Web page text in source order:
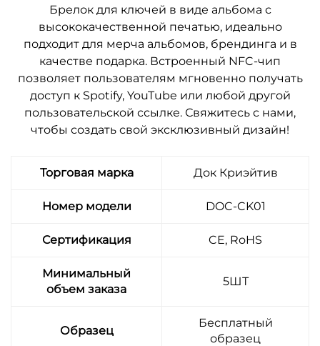
Брелок для ключей в виде альбома с
высококачественной печатью, идеально
подходит для мерча альбомов, брендинга и в
качестве подарка. Встроенный NFC-чип
позволяет пользователям мгновенно получать
доступ к Spotify, YouTube или любой другой
пользовательской ссылке. Свяжитесь с нами,
чтобы создать свой эксклюзивный дизайн!
Торговая марка Док Криэйтив
Номер модели DOC-CK01
Сертификация CE, RoHS
Минимальный
объем заказа
5ШТ
Образец
Бесплатный
образец